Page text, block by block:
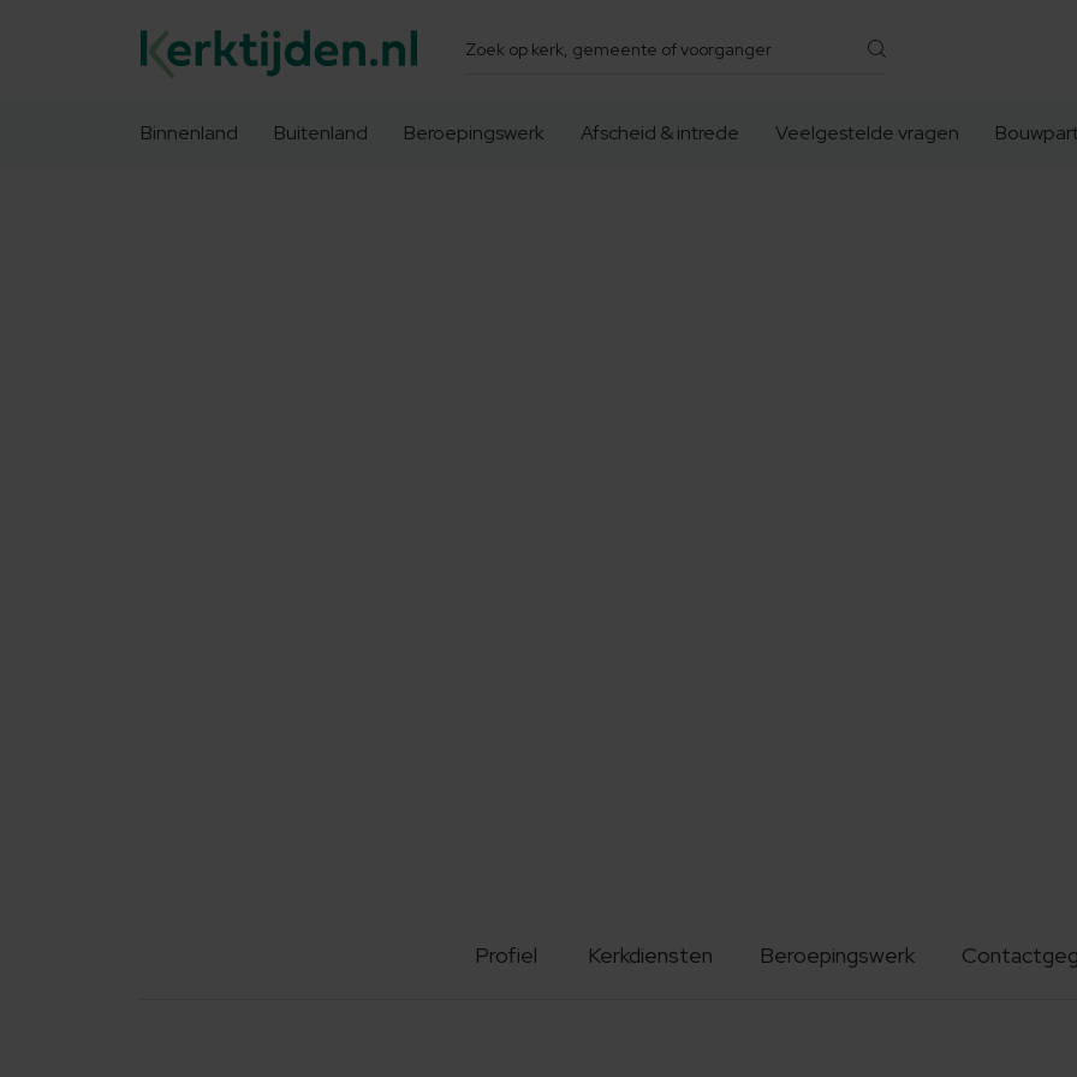
Zoeken
Binnenland Buitenland Beroepingswerk Afscheid & intrede Veelgestelde vragen
Profiel Kerkdiensten Beroepingswerk